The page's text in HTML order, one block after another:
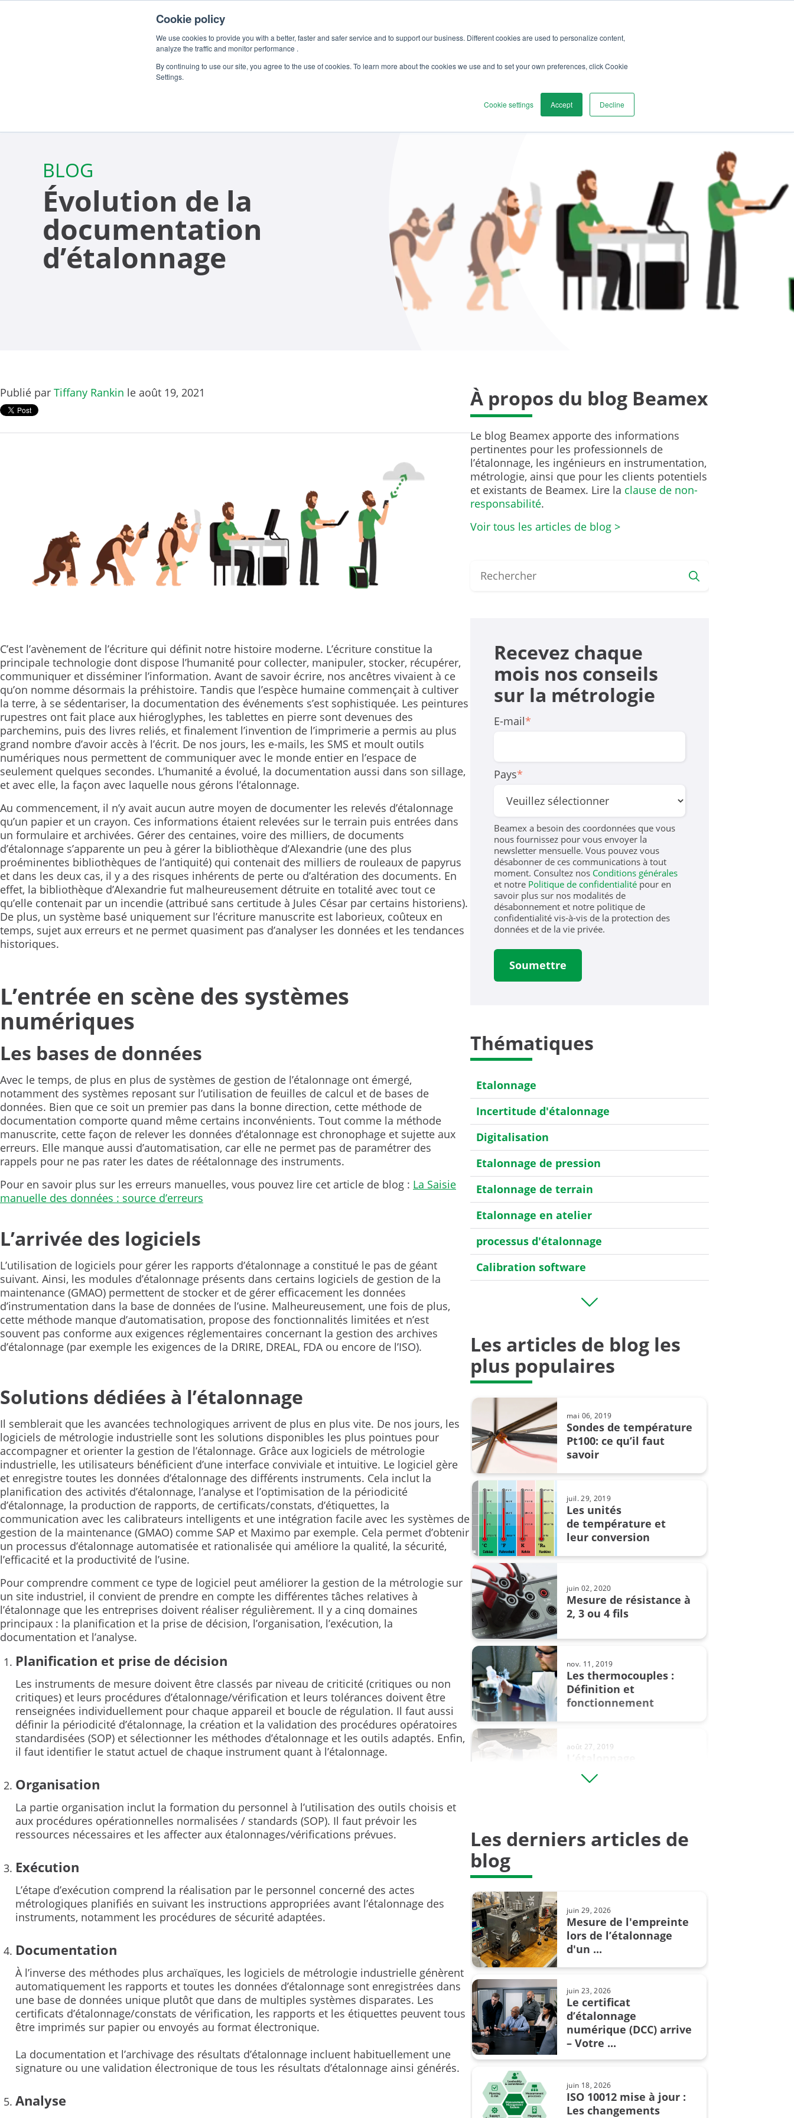
Cookie policy
We use cookies to provide you with a better, faster and safer service and to support our business. Different cookies are used to personalize content,
analyze the traffic and monitor performance .
By continuing to use our site, you agree to the use of cookies. To learn more about the cookies we use and to set your own preferences, click Cookie
Settings.
Cookie settings Accept Decline
FR
BLOG
Évolution de la
documentation
d’étalonnage
Publié par Tiffany Rankin le août 19, 2021
C’est l’avènement de l’écriture qui définit notre histoire moderne. L’écriture constitue la
principale technologie dont dispose l’humanité pour collecter, manipuler, stocker, récupérer,
communiquer et disséminer l’information. Avant de savoir écrire, nos ancêtres vivaient à ce
qu’on nomme désormais la préhistoire. Tandis que l’espèce humaine commençait à cultiver
la terre, à se sédentariser, la documentation des événements s’est sophistiquée. Les peintures
rupestres ont fait place aux hiéroglyphes, les tablettes en pierre sont devenues des
parchemins, puis des livres reliés, et finalement l’invention de l’imprimerie a permis au plus
grand nombre d’avoir accès à l’écrit. De nos jours, les e-mails, les SMS et moult outils
numériques nous permettent de communiquer avec le monde entier en l’espace de
seulement quelques secondes. L’humanité a évolué, la documentation aussi dans son sillage,
et avec elle, la façon avec laquelle nous gérons l’étalonnage.
Au commencement, il n’y avait aucun autre moyen de documenter les relevés d’étalonnage
qu’un papier et un crayon. Ces informations étaient relevées sur le terrain puis entrées dans
un formulaire et archivées. Gérer des centaines, voire des milliers, de documents
d’étalonnage s’apparente un peu à gérer la bibliothèque d’Alexandrie (une des plus
proéminentes bibliothèques de l’antiquité) qui contenait des milliers de rouleaux de papyrus
et dans les deux cas, il y a des risques inhérents de perte ou d’altération des documents. En
effet, la bibliothèque d’Alexandrie fut malheureusement détruite en totalité avec tout ce
qu’elle contenait par un incendie (attribué sans certitude à Jules César par certains historiens).
De plus, un système basé uniquement sur l’écriture manuscrite est laborieux, coûteux en
temps, sujet aux erreurs et ne permet quasiment pas d’analyser les données et les tendances
historiques.
L’entrée en scène des systèmes
numériques
Les bases de données
Avec le temps, de plus en plus de systèmes de gestion de l’étalonnage ont émergé,
notamment des systèmes reposant sur l’utilisation de feuilles de calcul et de bases de
données. Bien que ce soit un premier pas dans la bonne direction, cette méthode de
documentation comporte quand même certains inconvénients. Tout comme la méthode
manuscrite, cette façon de relever les données d’étalonnage est chronophage et sujette aux
erreurs. Elle manque aussi d’automatisation, car elle ne permet pas de paramétrer des
rappels pour ne pas rater les dates de réétalonnage des instruments.
Pour en savoir plus sur les erreurs manuelles, vous pouvez lire cet article de blog : La Saisie
manuelle des données : source d’erreurs
L’arrivée des logiciels
L’utilisation de logiciels pour gérer les rapports d’étalonnage a constitué le pas de géant
suivant. Ainsi, les modules d’étalonnage présents dans certains logiciels de gestion de la
maintenance (GMAO) permettent de stocker et de gérer efficacement les données
d’instrumentation dans la base de données de l’usine. Malheureusement, une fois de plus,
cette méthode manque d’automatisation, propose des fonctionnalités limitées et n’est
souvent pas conforme aux exigences réglementaires concernant la gestion des archives
d’étalonnage (par exemple les exigences de la DRIRE, DREAL, FDA ou encore de l’ISO).
Solutions dédiées à l’étalonnage
Il semblerait que les avancées technologiques arrivent de plus en plus vite. De nos jours, les
logiciels de métrologie industrielle sont les solutions disponibles les plus pointues pour
accompagner et orienter la gestion de l’étalonnage. Grâce aux logiciels de métrologie
industrielle, les utilisateurs bénéficient d’une interface conviviale et intuitive. Le logiciel gère
et enregistre toutes les données d’étalonnage des différents instruments. Cela inclut la
planification des activités d’étalonnage, l’analyse et l’optimisation de la périodicité
d’étalonnage, la production de rapports, de certificats/constats, d’étiquettes, la
communication avec les calibrateurs intelligents et une intégration facile avec les systèmes de
gestion de la maintenance (GMAO) comme SAP et Maximo par exemple. Cela permet d’obtenir
un processus d’étalonnage automatisée et rationalisée qui améliore la qualité, la sécurité,
l’efficacité et la productivité de l’usine.
Pour comprendre comment ce type de logiciel peut améliorer la gestion de la métrologie sur
un site industriel, il convient de prendre en compte les différentes tâches relatives à
l’étalonnage que les entreprises doivent réaliser régulièrement. Il y a cinq domaines
principaux : la planification et la prise de décision, l’organisation, l’exécution, la
documentation et l’analyse.
Planification et prise de décision
Les instruments de mesure doivent être classés par niveau de criticité (critiques ou non
critiques) et leurs procédures d’étalonnage/vérification et leurs tolérances doivent être
renseignées individuellement pour chaque appareil et boucle de régulation. Il faut aussi
définir la périodicité d’étalonnage, la création et la validation des procédures opératoires
standardisées (SOP) et sélectionner les méthodes d’étalonnage et les outils adaptés. Enfin,
il faut identifier le statut actuel de chaque instrument quant à l’étalonnage.
Organisation
La partie organisation inclut la formation du personnel à l’utilisation des outils choisis et
aux procédures opérationnelles normalisées / standards (SOP). Il faut prévoir les
ressources nécessaires et les affecter aux étalonnages/vérifications prévues.
Exécution
L’étape d’exécution comprend la réalisation par le personnel concerné des actes
métrologiques planifiés en suivant les instructions appropriées avant l’étalonnage des
instruments, notamment les procédures de sécurité adaptées.
Documentation
À l’inverse des méthodes plus archaïques, les logiciels de métrologie industrielle génèrent
automatiquement les rapports et toutes les données d’étalonnage sont enregistrées dans
une base de données unique plutôt que dans de multiples systèmes disparates. Les
certificats d’étalonnage/constats de vérification, les rapports et les étiquettes peuvent tous
être imprimés sur papier ou envoyés au format électronique.
La documentation et l’archivage des résultats d’étalonnage incluent habituellement une
signature ou une validation électronique de tous les résultats d’étalonnage ainsi générés.
Analyse
À propos du blog Beamex
Le blog Beamex apporte des informations
pertinentes pour les professionnels de
l’étalonnage, les ingénieurs en instrumentation,
métrologie, ainsi que pour les clients potentiels
et existants de Beamex. Lire la clause de non-
responsabilité.
Voir tous les articles de blog >
Recevez chaque
mois nos conseils
sur la mé­trologie
E-mail*
Pays*
Beamex a besoin des coordonnées que vous
nous fournissez pour vous envoyer la
newsletter mensuelle. Vous pouvez vous
désabonner de ces communications à tout
moment. Consultez nos Conditions générales
et notre Politique de confidentialitépour en
savoir plus sur nos modalités de
désabonnement et notre politique de
confidentialité vis-à-vis de la protection des
données et de la vie privée.
Thématiques
Etalonnage
Incertitude d'étalonnage
Digitalisation
Etalonnage de pression
Etalonnage de terrain
Etalonnage en atelier
processus d'étalonnage
Calibration software
Industrie 4.0
Mesure de résistance
Sondes résistives
Sécurité intrinsèque
Thermocouple
Transmitter
Zone ATEX
excellence opérationnelle
la mesure
métrologie
pression
pression conversion
sondes de température
transmetteur avec extraction de racine
carree
unités de pression
étalonner un pressostat
étalonnerles manomètres
Les articles de blog les
plus populaires
mai 06, 2019
Sondes de température
Pt100: ce qu’il faut
savoir
juil. 29, 2019
Les unités
de température et
leur conversion
juin 02, 2020
Mesure de résistance à
2, 3 ou 4 fils
nov. 11, 2019
Les thermocouples :
Définition et
fonctionnement
août 27, 2019
des balances - Comment
étalonner les ...
août 09, 2024
Le phénomène d’hystérésis
oct. 09, 2024
Comment convaincre votre chef
de vous acheter un nouveau ...
juil. 02, 2019
Les unités de pression et
leur conversion
mars 14, 2022
Qu'est-ce que la pression
atmosphérique?
Les derniers articles de
blog
juin 29, 2026
Mesure de l'empreinte
lors de l’étalonnage
d'un ...
juin 23, 2026
Le certificat
d’étalonnage
numérique (DCC) arrive
– Votre ...
juin 18, 2026
ISO 10012 mise à jour :
Les changements